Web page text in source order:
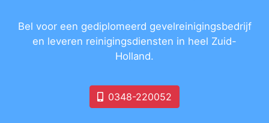
Bel voor een gediplomeerd gevelreinigingsbedrijf
en leveren reinigingsdiensten in heel Zuid-
Holland.
0348-220052